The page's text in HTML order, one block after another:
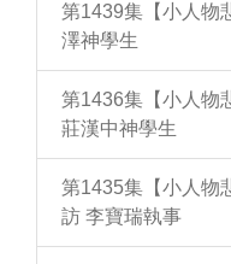
第1439集【小人物
澤神學生
第1436集【小人物
莊漢中神學生
第1435集【小人物
訪 李寶瑞執事